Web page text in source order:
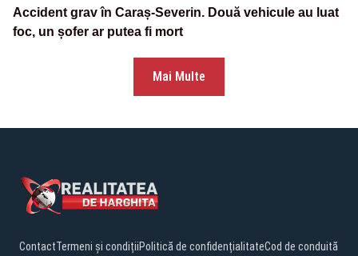
Accident grav în Caraș-Severin. Două vehicule au luat
foc, un șofer ar putea fi mort
Mai Multe
ContactTermeni și condițiiPolitică de confidențialitateCod de conduită